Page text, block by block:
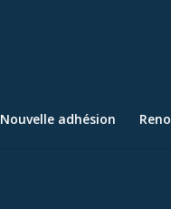
Nouvelle adhésion